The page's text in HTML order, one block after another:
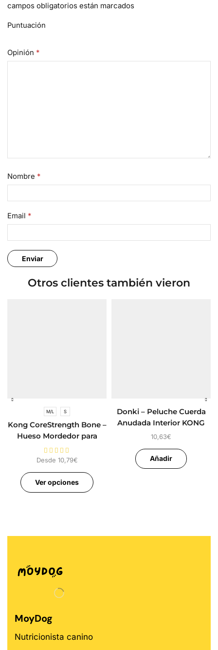
campos obligatorios están marcados
Puntuación
Opinión *
Nombre *
Email *
Otros clientes también vieron
M/L S
Kong CoreStrength Bone –
Hueso Mordedor para
Perros
Desde 10,79€
Ver opciones
Donki – Peluche Cuerda
Anudada Interior KONG
KNOTS
10,63€
Añadir
MoyDog
Nutricionista canino